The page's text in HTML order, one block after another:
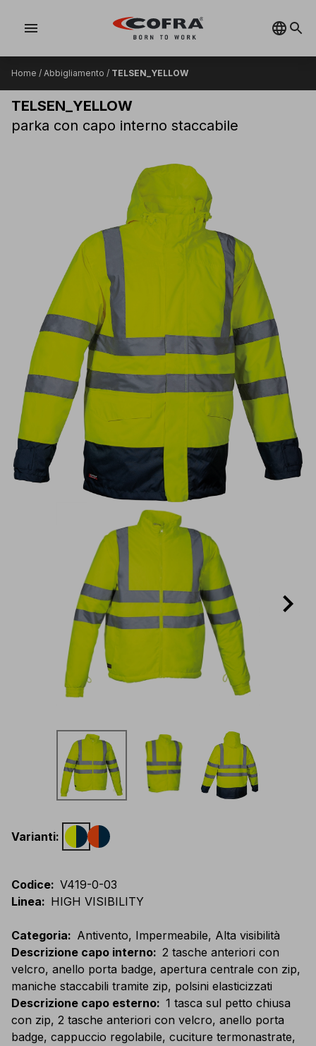
menu
Home / Abbigliamento / TELSEN_YELLOW
TELSEN_YELLOW
parka con capo interno staccabile
Varianti:
Codice: V419-0-03
Linea: HIGH VISIBILITY
Categoria: Antivento, Impermeabile, Alta visibilità
Descrizione capo interno: 2 tasche anteriori con
velcro, anello porta badge, apertura centrale con zip,
maniche staccabili tramite zip, polsini elasticizzati
Descrizione capo esterno: 1 tasca sul petto chiusa
con zip, 2 tasche anteriori con velcro, anello porta
badge, cappuccio regolabile, cuciture termonastrate,